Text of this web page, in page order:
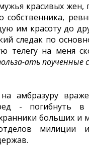
красивых жен,
им красоту до
следак по
телегу на меня
ать поученные
амбразуру
- погибнуть в
больших и
милиции и